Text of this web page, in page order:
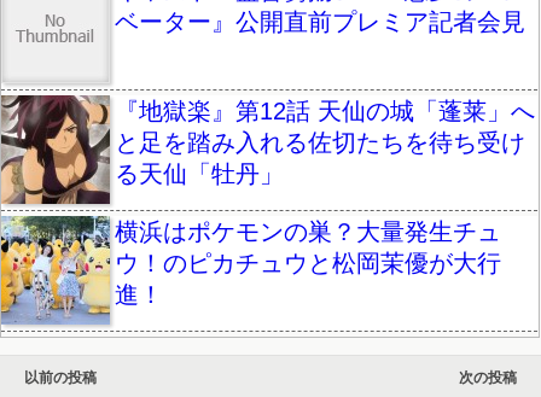
ベーター』公開直前プレミア記者会見
『地獄楽』第12話 天仙の城「蓬莱」へ
と足を踏み入れる佐切たちを待ち受け
る天仙「牡丹」
横浜はポケモンの巣？大量発生チュ
ウ！のピカチュウと松岡茉優が大行
進！
以前の投稿
次の投稿